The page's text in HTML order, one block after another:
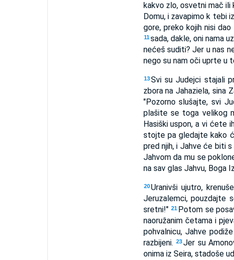
kakvo zlo, osvetni mač
Domu, i zavapimo k tebi
gore, preko kojih nisi
11 sada, dakle, oni nama
nećeš suditi? Jer u nas
nego su nam oči uprte u
13 Svi su Judejci stajali
zbora na Jahaziela, sina
"Pozorno slušajte, svi
plašite se toga velikog
Hasiški uspon, a vi ćete
stojte pa gledajte kako
pred njih, i Jahve će biti s
Jahvom da mu se
na sav glas Jahvu, Boga
20 Uranivši ujutro,
Jeruzalemci, pouzdajte
sretni!" 21 Potom se
naoružanim četama i
pohvalnicu, Jahve
razbijeni. 23Jer su
onima iz Seira, stadoše